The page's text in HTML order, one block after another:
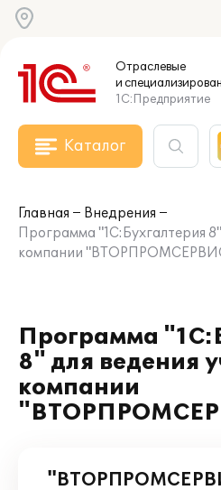
Отраслевые
и
1С:Предприятие
Каталог
Главная
Внедрения
Программа "1С:Бухгалтерия
компании
Программа
8" для ведения
компании